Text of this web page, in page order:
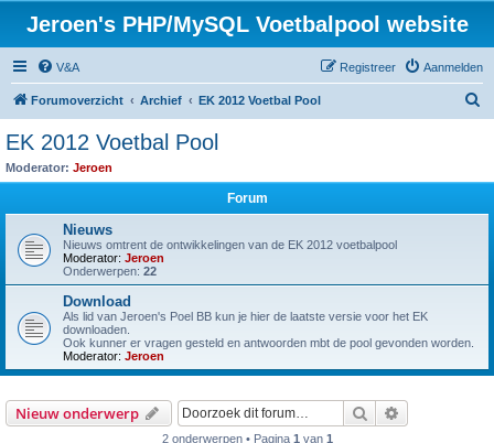
Jeroen's PHP/MySQL Voetbalpool website
V&A Aanmelden
Registreer
Forumoverzicht Archief EK 2012 Voetbal Pool
EK 2012 Voetbal Pool
Moderator: Jeroen
Forum
Nieuws
Nieuws omtrent de ontwikkelingen van de EK 2012 voetbalpool
Moderator: Jeroen
Onderwerpen: 22
Download
Als lid van Jeroen's Poel BB kun je hier de laatste versie voor het EK
downloaden.
Ook kunner er vragen gesteld en antwoorden mbt de pool gevonden worden.
Moderator: Jeroen
Nieuw onderwerp Zoek
2 onderwerpen • Pagina 1 van 1